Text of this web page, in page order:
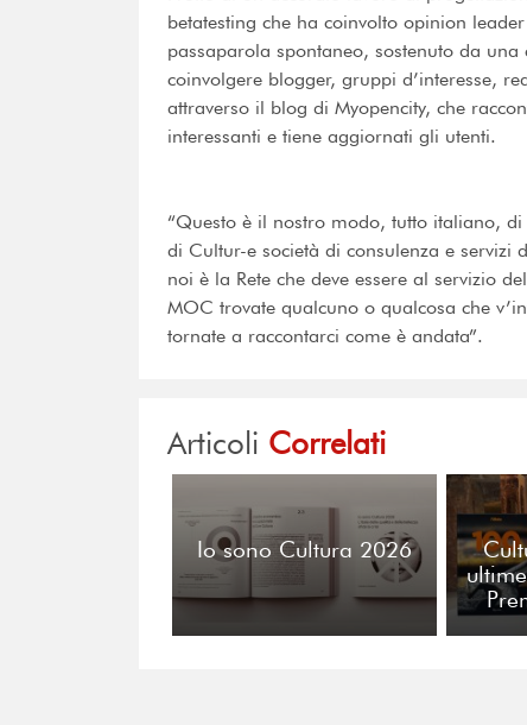
betatesting che ha coinvolto opinion
passaparola spontaneo, sostenuto da
coinvolgere blogger, gruppi d’interesse,
attraverso il blog di Myopencity, che
interessanti e tiene aggiornati gli utenti.
“Questo è il nostro modo, tutto italiano,
di Cultur-e società di consulenza e
noi è la Rete che deve essere al servizio
MOC trovate qualcuno o qualcosa che
tornate a raccontarci come è andata”.
Articoli Correlati
Io sono Cultura 2026